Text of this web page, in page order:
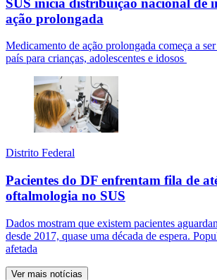
ação prolongada
Medicamento de ação prolongada começa a
país para crianças, adolescentes e idosos
Distrito Federal
Pacientes do DF enfrentam fila de
oftalmologia no SUS
Dados mostram que existem pacientes
desde 2017, quase uma década de espera.
afetada
Ver mais notícias